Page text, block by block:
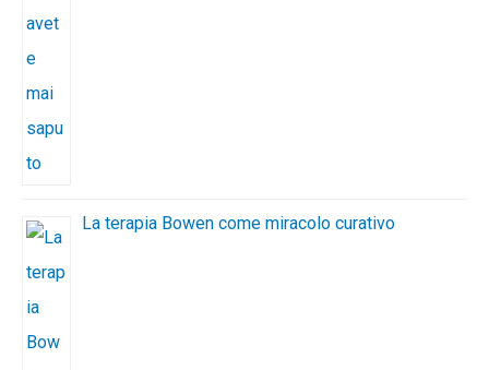
La terapia Bowen come miracolo curativo